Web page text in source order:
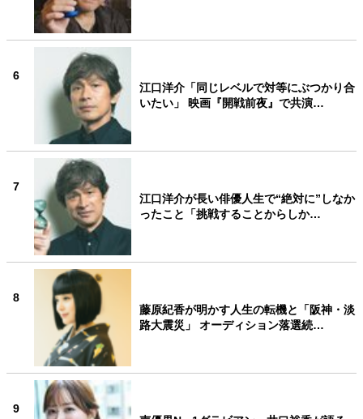
6
江口洋介「同じレベルで対等にぶつかり合
いたい」 映画『開戦前夜』で共演…
7
江口洋介が長い俳優人生で“絶対に”しなか
ったこと「挑戦することからしか…
8
藤原紀香が明かす人生の転機と「阪神・淡
路大震災」 オーディション落選続…
9